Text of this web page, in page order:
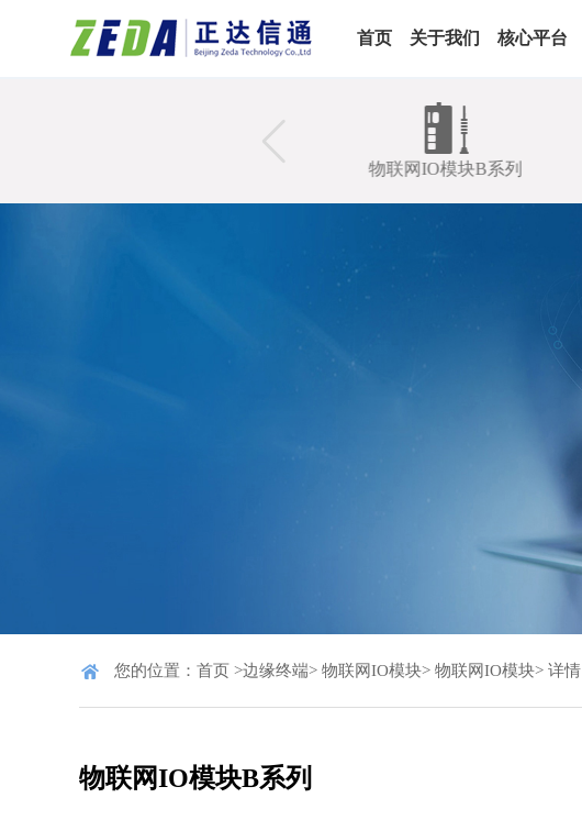
首页 关于我们 核心平台
物联网IO模块B系列
您的位置： 首页 >边缘终端> 物联网IO模块> 物联网IO模块> 详情
物联网IO模块B系列